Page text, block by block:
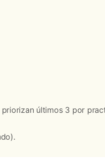
últimos 3 por